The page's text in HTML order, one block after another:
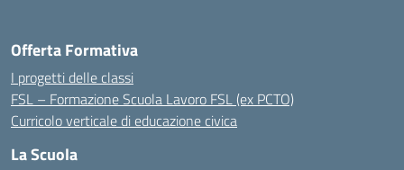
Offerta Formativa
I progetti delle classi
FSL – Formazione Scuola Lavoro FSL (ex PCTO)
Curricolo verticale di educazione civica
La Scuola